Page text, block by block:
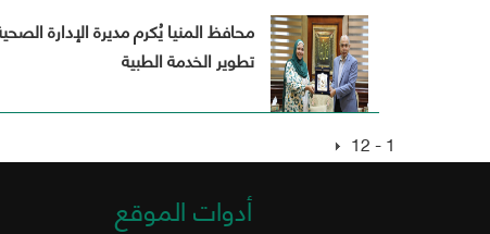
محافظ المنيا يُكرم مديرة الإدارة
تطوير الخدمة الطبية
1 - 12
أدوات الموقع